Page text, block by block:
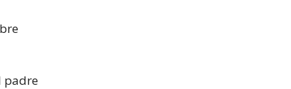
padre